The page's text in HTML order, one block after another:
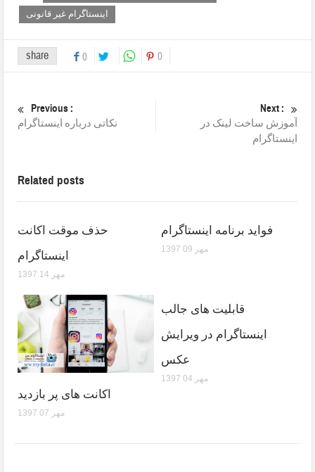
اینستاگرام غیر قانونی
share 0 0
Previous :
نکاتی درباره اینستاگرام
Next :
آموزش ساخت لینک در
اینستاگرام
Related posts
حذف موقت اکانت
اینستاگرام
1397 مهر 14
فواید برنامه اینستاگرام
1397 مهر 09
اکانت های پر بازدید
1397 مهر 07
قابلیت های جالب
اینستاگرام در ویرایش
عکس
1397 مهر 04